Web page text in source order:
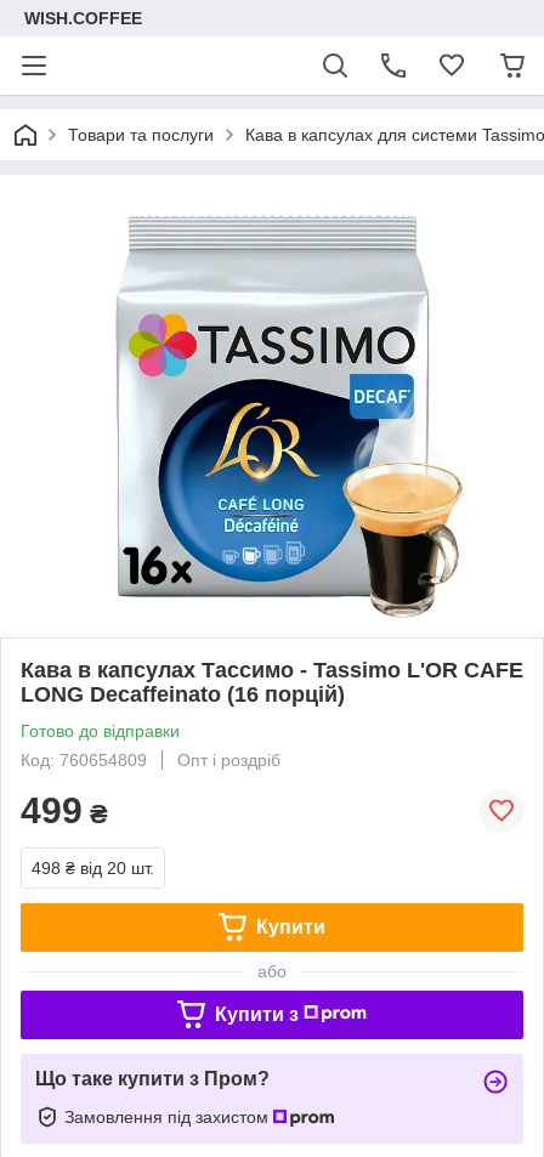
WISH.COFFEE
Товари та послуги Кава в капсулах для системи Tassimo
Кава в капсулах Тассимо - Tassimo L'OR CAFE
LONG Decaffeinato (16 порцій)
Готово до відправки
Код: 760654809
Опт і роздріб
499 ₴
498 ₴ від 20 шт.
Купити
або
Купити з
Що таке купити з Пром?
Замовлення під захистом